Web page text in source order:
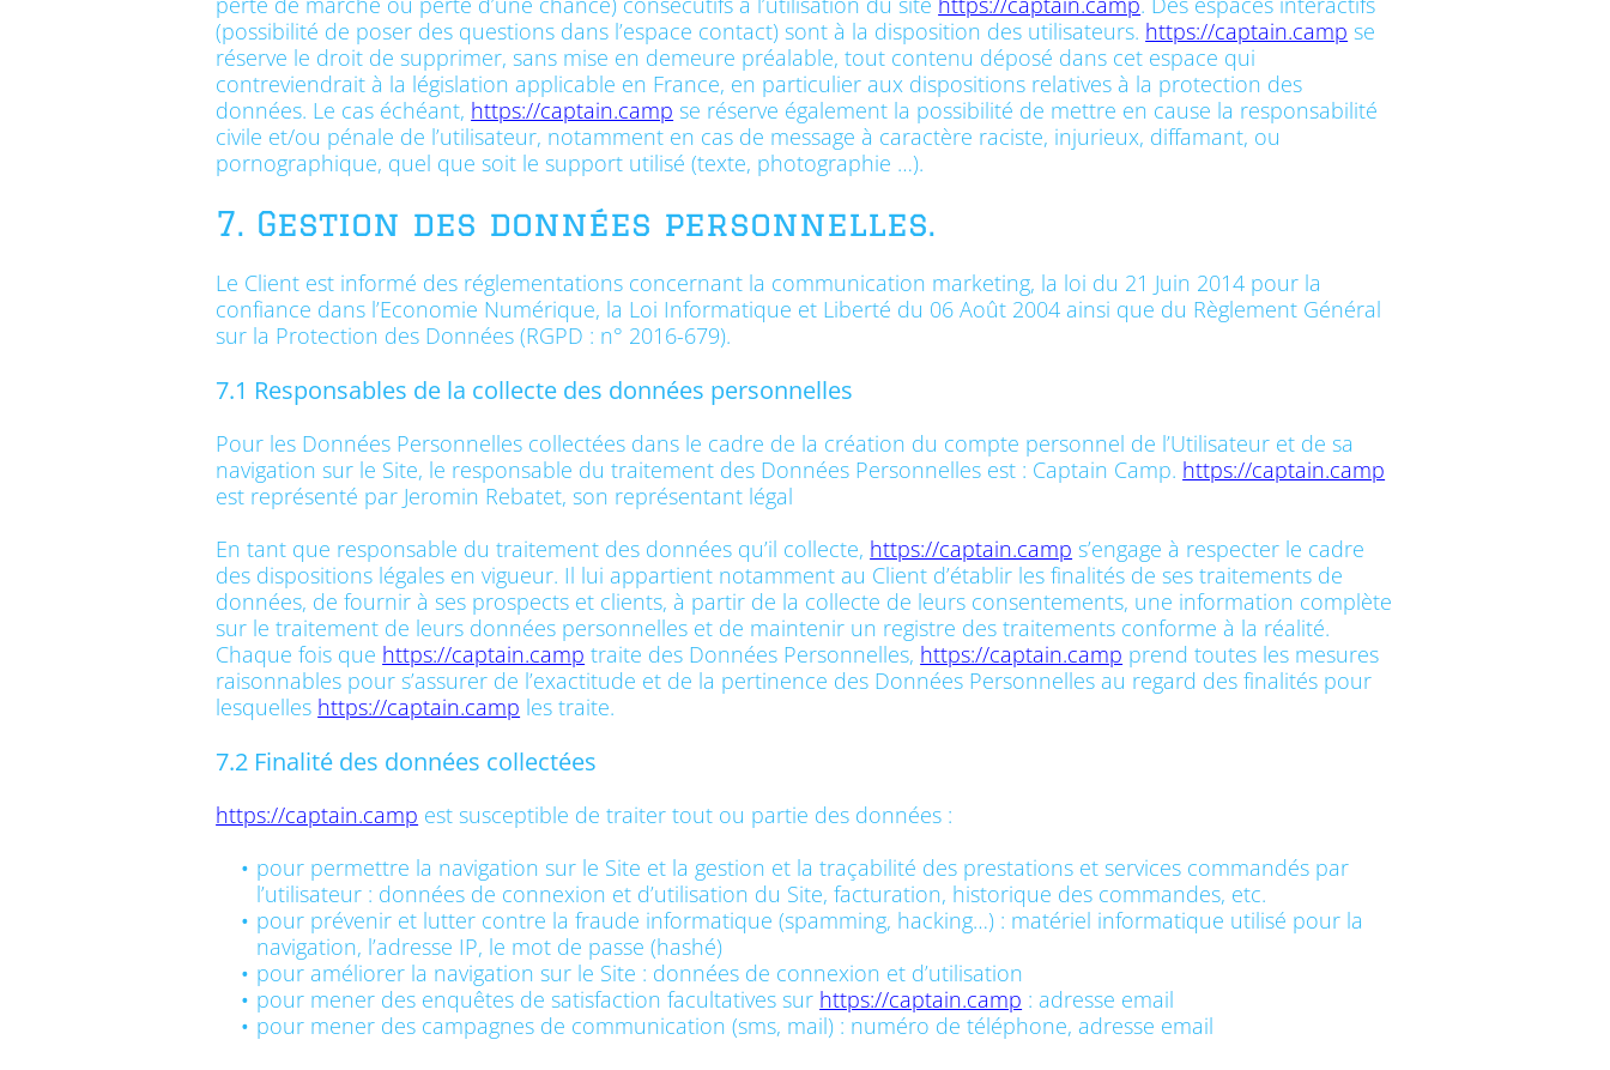
(possibilité de poser des questions dans l’espace contact) sont à la disposition des utilisateurs. https://captain.camp se
réserve le droit de supprimer, sans mise en demeure préalable, tout contenu déposé dans cet espace qui
contreviendrait à la législation applicable en France, en particulier aux dispositions relatives à la protection des
données. Le cas échéant, https://captain.camp se réserve également la possibilité de mettre en cause la responsabilité
civile et/ou pénale de l’utilisateur, notamment en cas de message à caractère raciste, injurieux, diffamant, ou
pornographique, quel que soit le support utilisé (texte, photographie …).
7. Gestion des données personnelles.
Le Client est informé des réglementations concernant la communication marketing, la loi du 21 Juin 2014 pour la
confiance dans l’Economie Numérique, la Loi Informatique et Liberté du 06 Août 2004 ainsi que du Règlement Général
sur la Protection des Données (RGPD : n° 2016-679).
7.1 Responsables de la collecte des données personnelles
Pour les Données Personnelles collectées dans le cadre de la création du compte personnel de l’Utilisateur et de sa
navigation sur le Site, le responsable du traitement des Données Personnelles est : Captain Camp. https://captain.camp
est représenté par Jeromin Rebatet, son représentant légal
En tant que responsable du traitement des données qu’il collecte, https://captain.camp s’engage à respecter le cadre
des dispositions légales en vigueur. Il lui appartient notamment au Client d’établir les finalités de ses traitements de
données, de fournir à ses prospects et clients, à partir de la collecte de leurs consentements, une information complète
sur le traitement de leurs données personnelles et de maintenir un registre des traitements conforme à la réalité.
Chaque fois que https://captain.camp traite des Données Personnelles, https://captain.camp prend toutes les mesures
raisonnables pour s’assurer de l’exactitude et de la pertinence des Données Personnelles au regard des finalités pour
lesquelles https://captain.camp les traite.
7.2 Finalité des données collectées
https://captain.camp est susceptible de traiter tout ou partie des données :
pour permettre la navigation sur le Site et la gestion et la traçabilité des prestations et services commandés par
l’utilisateur : données de connexion et d’utilisation du Site, facturation, historique des commandes, etc.
pour prévenir et lutter contre la fraude informatique (spamming, hacking…) : matériel informatique utilisé pour la
navigation, l’adresse IP, le mot de passe (hashé)
pour améliorer la navigation sur le Site : données de connexion et d’utilisation
pour mener des enquêtes de satisfaction facultatives sur https://captain.camp : adresse email
pour mener des campagnes de communication (sms, mail) : numéro de téléphone, adresse email